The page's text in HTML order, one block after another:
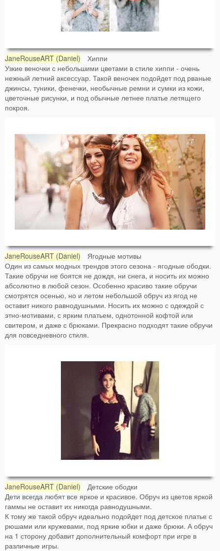
JaneRouseART (Daniel) Хиппи
Узкие веночки с небольшими цветами в стиле хиппи - очень
нежный летний аксессуар. Такой веночек подойдет под рваные
джинсы, туники, фенечки, необычные ремни и сумки из кожи,
цветочные рисунки, и под обычные летнее платье летящего
покроя.
JaneRouseART (Daniel) Ягодные мотивы
Один из самых модных трендов этого сезона - ягодные ободки.
Такие обручи не боятся не дождя, ни снега, и носить их можно
абсолютно в любой сезон. Особенно красиво такие обручи
смотрятся осенью, но и летом небольшой обруч из ягод не
оставит никого равнодушными. Носить их можно с одеждой с
этно-мотивами, с ярким платьем, однотонной кофтой или
свитером, и даже с брюками. Прекрасно подходят такие обручи
для повседневного стиля.
JaneRouseART (Daniel) Детские ободки
Дети всегда любят все яркое и красивое. Обруч из цветов яркой
гаммы не оставит их никогда равнодушными.
К тому же такой обруч идеально подойдет под детское платье с
рюшами или кружевами, под яркие юбки и даже брюки. А обруч
на 1 сторону добавит дополнительный комфорт при игре в
различные игры.